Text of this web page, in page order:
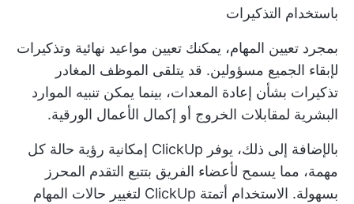
باستخدام التذكيرات
بمجرد تعيين المهام، يمكنك تعيين مواعيد نهائية وتذكيرات
لإبقاء الجميع مسؤولين. قد يتلقى الموظف المغادر
تذكيرات بشأن إعادة المعدات، بينما يمكن تنبيه الموارد
البشرية لمقابلات الخروج أو إكمال الأعمال الورقية.
بالإضافة إلى ذلك، يوفر ClickUp إمكانية رؤية حالة كل
مهمة، مما يسمح لأعضاء الفريق بتتبع التقدم المحرز
بسهولة. الاستخدام أتمتة ClickUp
لتغيير حالات المهام